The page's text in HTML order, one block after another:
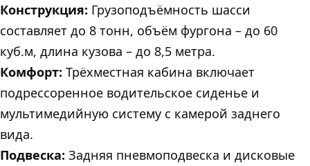
Конструкция: Грузоподъёмность шасси
составляет до 8 тонн, объём фургона – до 60
куб.м, длина кузова – до 8,5 метра.
Комфорт: Трёхместная кабина включает
подрессоренное водительское сиденье и
мультимедийную систему с камерой заднего
вида.
Подвеска: Задняя пневмоподвеска и дисковые